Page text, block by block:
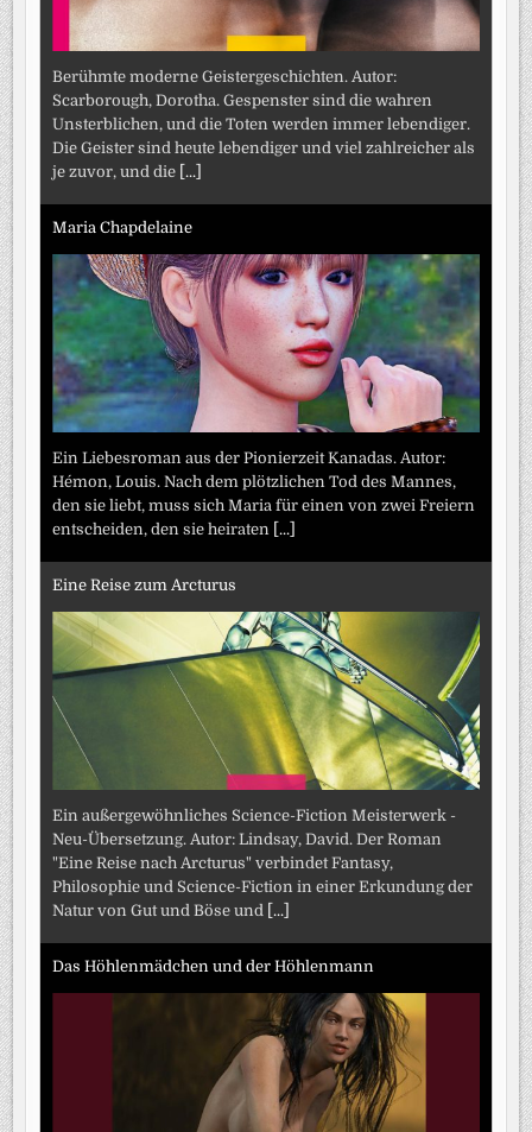
Berühmte moderne Geistergeschichten. Autor:
Scarborough, Dorotha. Gespenster sind die wahren
Unsterblichen, und die Toten werden immer lebendiger.
Die Geister sind heute lebendiger und viel zahlreicher als
je zuvor, und die [...]
Maria Chapdelaine
Ein Liebesroman aus der Pionierzeit Kanadas. Autor:
Hémon, Louis. Nach dem plötzlichen Tod des Mannes,
den sie liebt, muss sich Maria für einen von zwei Freiern
entscheiden, den sie heiraten [...]
Eine Reise zum Arcturus
Ein außergewöhnliches Science-Fiction Meisterwerk -
Neu-Übersetzung. Autor: Lindsay, David. Der Roman
"Eine Reise nach Arcturus" verbindet Fantasy,
Philosophie und Science-Fiction in einer Erkundung der
Natur von Gut und Böse und [...]
Das Höhlenmädchen und der Höhlenmann